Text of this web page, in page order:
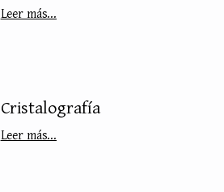
Leer más...
Cristalografía
Leer más...